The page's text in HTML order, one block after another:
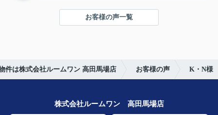
お客様の声一覧
件は株式会社ルームワン 高田馬場店 お客様の声 K・N様
株式会社ルームワン 高田馬場店